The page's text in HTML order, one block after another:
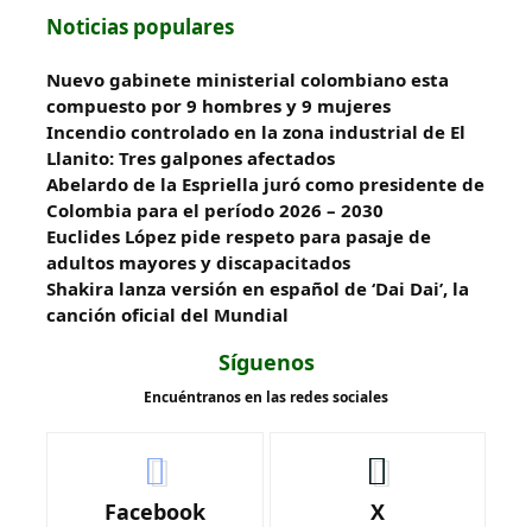
Noticias populares
Nuevo gabinete ministerial colombiano esta
compuesto por 9 hombres y 9 mujeres
Incendio controlado en la zona industrial de El
Llanito: Tres galpones afectados
Abelardo de la Espriella juró como presidente de
Colombia para el período 2026 – 2030
Euclides López pide respeto para pasaje de
adultos mayores y discapacitados
Shakira lanza versión en español de ‘Dai Dai’, la
canción oficial del Mundial
Síguenos
Encuéntranos en las redes sociales
Facebook X